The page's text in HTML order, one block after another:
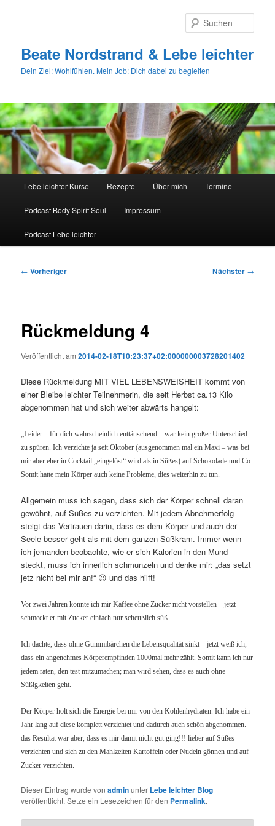
Beate Nordstrand & Lebe leichter
Dein Ziel: Wohlfühlen. Mein Job: Dich dabei zu begleiten
Lebe leichter Kurse Rezepte Über mich Termine
Podcast Body Spirit Soul Impressum
Podcast Lebe leichter
Beitragsnavigation
← Vorheriger Nächster →
Rückmeldung 4
Veröffentlicht am2014-02-18T10:23:37+02:000000003728201402
Diese Rückmeldung MIT VIEL LEBENSWEISHEIT kommt von
einer Bleibe leichter Teilnehmerin, die seit Herbst ca.13 Kilo
abgenommen hat und sich weiter abwärts hangelt:
„Leider – für dich wahrscheinlich enttäuschend – war kein großer Unterschied
zu spüren. Ich verzichte ja seit Oktober (ausgenommen mal ein Maxi – was bei
mir aber eher in Cocktail „eingelöst“ wird als in Süßes) auf Schokolade und Co.
Somit hatte mein Körper auch keine Probleme, dies weiterhin zu tun.
Allgemein muss ich sagen, dass sich der Körper schnell daran
gewöhnt, auf Süßes zu verzichten. Mit jedem Abnehmerfolg
steigt das Vertrauen darin, dass es dem Körper und auch der
Seele besser geht als mit dem ganzen Süßkram. Immer wenn
ich jemanden beobachte, wie er sich Kalorien in den Mund
steckt, muss ich innerlich schmunzeln und denke mir: „das setzt
jetz nicht bei mir an!“ 😉 und das hilft!
Vor zwei Jahren konnte ich mir Kaffee ohne Zucker nicht vorstellen – jetzt
schmeckt er mit Zucker einfach nur scheußlich süß….
Ich dachte, dass ohne Gummibärchen die Lebensqualität sinkt – jetzt weiß ich,
dass ein angenehmes Körperempfinden 1000mal mehr zählt. Somit kann ich nur
jedem raten, den test mitzumachen; man wird sehen, dass es auch ohne
Süßigkeiten geht.
Der Körper holt sich die Energie bei mir von den Kohlenhydraten. Ich habe ein
Jahr lang auf diese komplett verzichtet und dadurch auch schön abgenommen.
das Resultat war aber, dass es mir damit nicht gut ging!!! lieber auf Süßes
verzichten und sich zu den Mahlzeiten Kartoffeln oder Nudeln gönnen und auf
Zucker verzichten.
Dieser Eintrag wurde vonadminunter Lebe leichter Blog
veröffentlicht. Setze ein Lesezeichen für den Permalink.